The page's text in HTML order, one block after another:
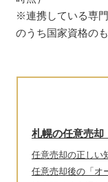
※連携している専
のうち国家資格の
札幌の任意売
任意売却の正しい
任意売却後の「オ